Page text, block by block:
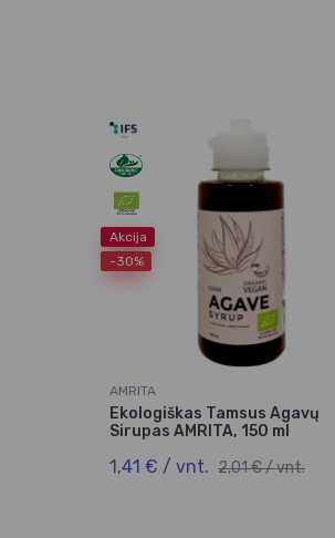
Akcija
-30%
AMRITA
Ekologiškas Tamsus Agavų
Sirupas AMRITA, 150 ml
1,41 € / vnt. 2,01 € / vnt.